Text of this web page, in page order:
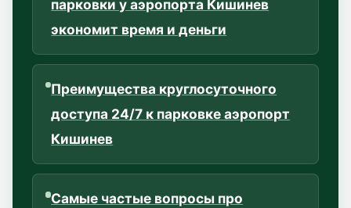
парковки у аэропорта Кишинев
экономит время и деньги
Преимущества круглосуточного
доступа 24/7 к парковке аэропорт
Кишинев
Самые частые вопросы про